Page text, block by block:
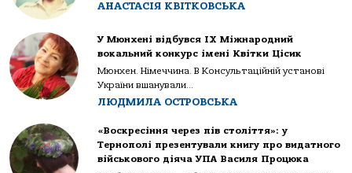
АНАСТАСІЯ КВІТКОВСЬКА
У Мюнхені відбувся IX Міжнародний
вокальний конкурс імені Квітки Цісик
Мюнхен. Німеччина. В Консультаційній установі
України вшанували...
ЛЮДМИЛА ОСТРОВСЬКА
«Воскресіння через пів століття»: у
Тернополі презентували книгу про видатного
військового діяча УПА Василя Процюка